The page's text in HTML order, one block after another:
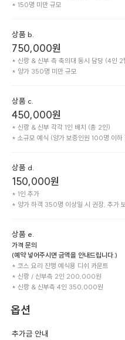
* 150명 미만 규모
상품 b.
750,000원
* 신랑 & 신부 측 축의대 동시 담당 (4인 2
* 양가 350명 미만 규모
상품 c.
450,000원
* 신랑 & 신부 각각 1인 배치 (총 2인)
* 소규모 예식 (양가 보증인원 100명 이하
상품 d.
150,000원
* 1인 추가
* 양가 하객 350명 이상일 시 권장, 추가
상품 e.
가격 문의
(예약 넣어주시면 금액을 안내드립니다.)
* 코스 요리 진행 예식용 디쉬 카운트
* 신랑 / 신부측 2인 200,000원
* 신랑 & 신부측 4인 350,000원
옵션
추가금 안내